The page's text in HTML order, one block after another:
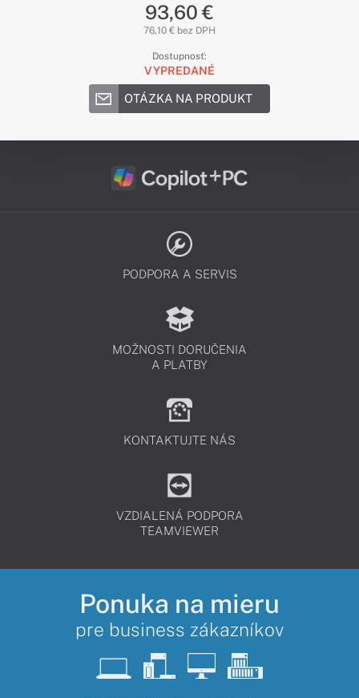
93,60 €
76,10 € bez DPH
Dostupnosť:
VYPREDANÉ
OTÁZKA NA PRODUKT
PODPORA A SERVIS
MOŽNOSTI DORUČENIA
A PLATBY
KONTAKTUJTE NÁS
VZDIALENÁ PODPORA
TEAMVIEWER
Ponuka na mieru
pre business zákazníkov